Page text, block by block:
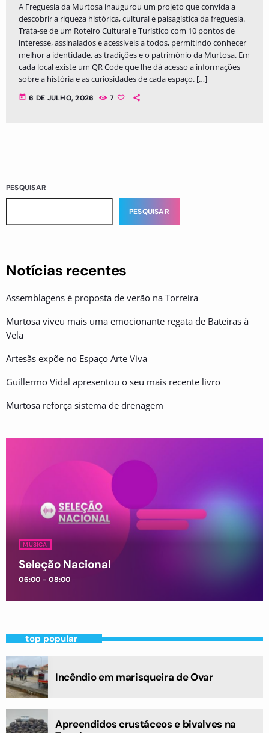
A Freguesia da Murtosa inaugurou um projeto que convida a
descobrir a riqueza histórica, cultural e paisagística da freguesia.
Trata-se de um Roteiro Cultural e Turístico com 10 pontos de
interesse, assinalados e acessíveis a todos, permitindo conhecer
melhor a identidade, as tradições e o património da Murtosa. Em
cada local existe um QR Code que lhe dá acesso a informações
sobre a história e as curiosidades de cada espaço. […]
today 6 DE JULHO, 2026 7
PESQUISAR
PESQUISAR
Notícias recentes
Assemblagens é proposta de verão na Torreira
Murtosa viveu mais uma emocionante regata de Bateiras à
Vela
Artesãs expõe no Espaço Arte Viva
Guillermo Vidal apresentou o seu mais recente livro
Murtosa reforça sistema de drenagem
MUSICA
Seleção Nacional
06:00 - 08:00
top popular
Incêndio em marisqueira de Ovar
Apreendidos crustáceos e bivalves na